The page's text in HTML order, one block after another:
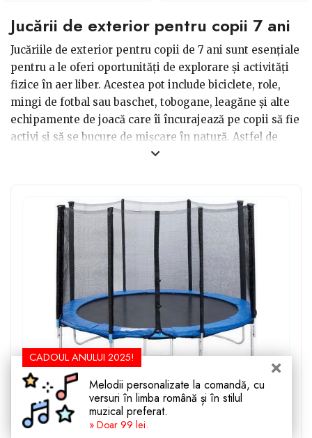
Jucării de exterior pentru copii 7 ani
Jucăriile de exterior pentru copii de 7 ani sunt esențiale
pentru a le oferi oportunități de explorare și activități
fizice în aer liber. Acestea pot include biciclete, role,
mingi de fotbal sau baschet, tobogane, leagăne și alte
echipamente de joacă care îi încurajează pe copii să fie
activi și să se bucure de mișcare în natură. Astfel de
jucării nu numai că promovează sănătatea și
Trambulina Byox diametru 304 CM inaltime 183
CM
CADOUL ANULUI 2025!
Melodii personalizate la comandă, cu
versuri în limba română și în stilul
muzical preferat.
» Doar 99 lei.